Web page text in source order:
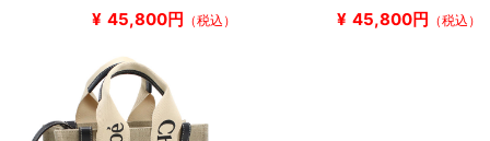
¥ 45,800円 （税込） ¥ 45,800円 （税込）